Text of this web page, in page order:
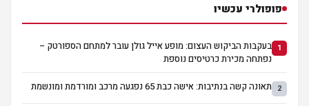
פופולרי עכשיו
1 בעקבות הביקוש העצום: מופע אייל גולן עובר למתחם הספורטק –
נפתחה מכירת כרטיסים נוספת
2 תאונה קשה בנתיבות: אישה כבת 65 נפגעה מרכב ומורדמת ומונשמת